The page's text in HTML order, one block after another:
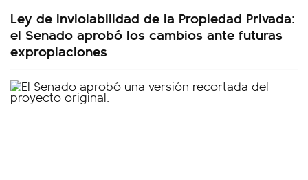
Ley de Inviolabilidad de la Propiedad Privada:
el Senado aprobó los cambios ante futuras
expropiaciones